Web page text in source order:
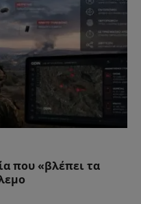
που «βλέπει τα